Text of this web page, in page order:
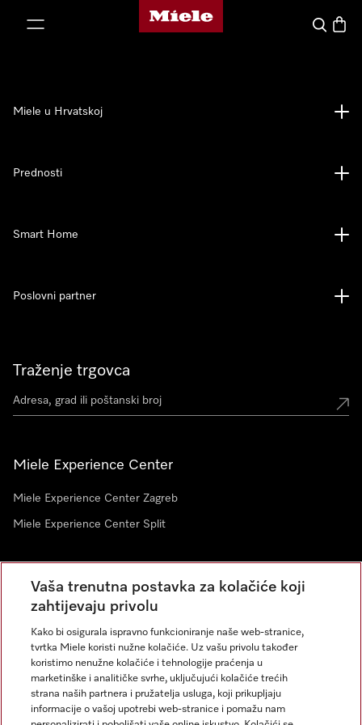
Miele početna stranica
Pretraga
Traženje trgovca
Miele Experience Center
Miele Experience Center Zagreb
Miele Experience Center Split
Newsletter
Miele u Hrvatskoj
Prednosti
Smart Home
Poslovni partner
Vaša trenutna postavka za kolačiće koji
zahtijevaju privolu
Kako bi osigurala ispravno funkcioniranje naše web-stranice,
tvrtka Miele koristi nužne kolačiće. Uz vašu privolu također
koristimo nenužne kolačiće i tehnologije praćenja u
marketinške i analitičke svrhe, uključujući kolačiće trećih
strana naših partnera i pružatelja usluga, koji prikupljaju
informacije o vašoj upotrebi web-stranice i pomažu nam